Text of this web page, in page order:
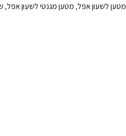
מטען לשעון אפל, מטען מגנטי לשעון אפל,